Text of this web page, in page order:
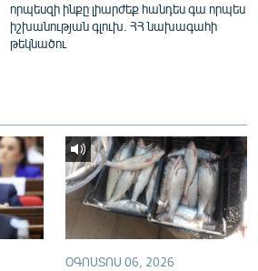
կայքերը
որպեսզի ինքը լիարժեք հանդես գա որպես
իշխանության գլուխ. ՀՀ նախագահի
թեկնածու
ՕԳՈՍՏՈՍ 06, 2026